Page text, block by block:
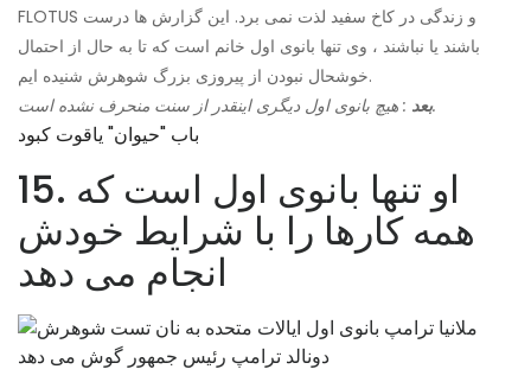
FLOTUS و زندگی در کاخ سفید لذت نمی برد. این گزارش ها درست
باشند یا نباشند ، وی تنها بانوی اول خانم است که تا به حال از احتمال
خوشحال نبودن از پیروزی بزرگ شوهرش شنیده ایم.
بعد: هیچ بانوی اول دیگری اینقدر از سنت منحرف نشده است.
باب "حیوان" یاقوت کبود
15. او تنها بانوی اول است که
همه کارها را با شرایط خودش
انجام می دهد